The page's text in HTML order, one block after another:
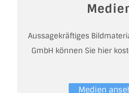
Aussagekräftiges
GmbH können Sie hier
Medien